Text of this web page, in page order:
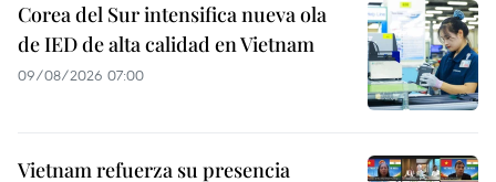
Corea del Sur intensifica nueva ola
de IED de alta calidad en Vietnam
09/08/2026 07:00
Vietnam refuerza su presencia